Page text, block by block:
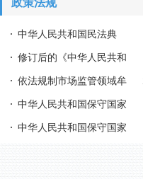
政策法规
中华人民共和国民法典
修订后的《中华人民共和
国行政复议法实施...
依法规制市场监管领域牟
利性职业投诉举报...
中华人民共和国保守国家
秘密法
中华人民共和国保守国家